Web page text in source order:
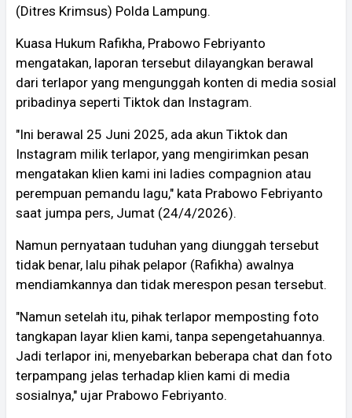
(Ditres Krimsus) Polda Lampung.
Kuasa Hukum Rafikha, Prabowo Febriyanto
mengatakan, laporan tersebut dilayangkan berawal
dari terlapor yang mengunggah konten di media sosial
pribadinya seperti Tiktok dan Instagram.
"Ini berawal 25 Juni 2025, ada akun Tiktok dan
Instagram milik terlapor, yang mengirimkan pesan
mengatakan klien kami ini ladies compagnion atau
perempuan pemandu lagu," kata Prabowo Febriyanto
saat jumpa pers, Jumat (24/4/2026).
Namun pernyataan tuduhan yang diunggah tersebut
tidak benar, lalu pihak pelapor (Rafikha) awalnya
mendiamkannya dan tidak merespon pesan tersebut.
"Namun setelah itu, pihak terlapor memposting foto
tangkapan layar klien kami, tanpa sepengetahuannya.
Jadi terlapor ini, menyebarkan beberapa chat dan foto
terpampang jelas terhadap klien kami di media
sosialnya," ujar Prabowo Febriyanto.